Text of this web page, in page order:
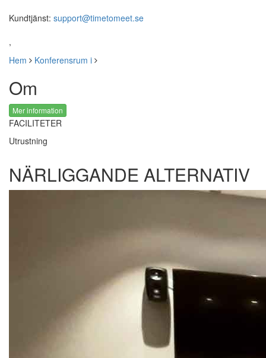
Kundtjänst: support@timetomeet.se
,
Hem
Konferensrum i
Om
Mer information
FACILITETER
Utrustning
NÄRLIGGANDE ALTERNATIV